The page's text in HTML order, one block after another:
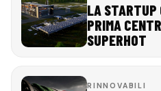
LA STARTUP
PRIMA
SUPERHOT
RINNOVABILI